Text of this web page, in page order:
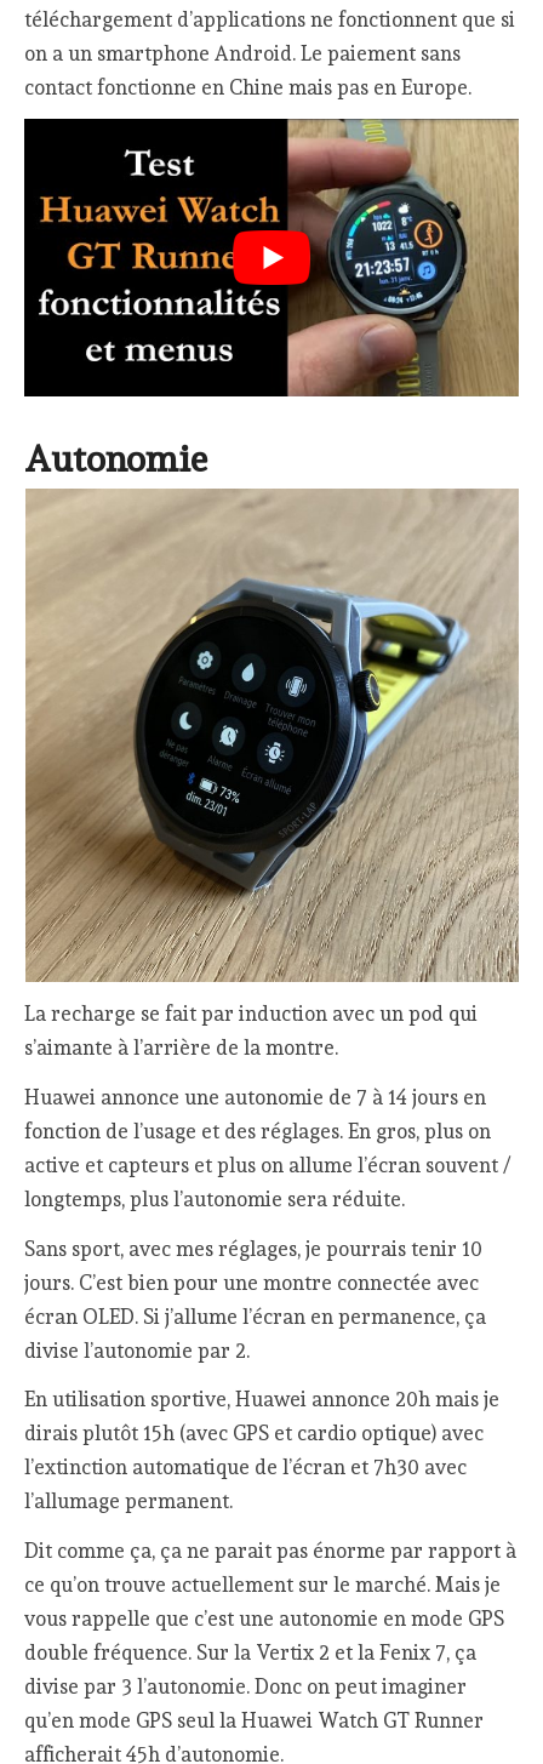
téléchargement d’applications ne fonctionnent que si
on a un smartphone Android. Le paiement sans
contact fonctionne en Chine mais pas en Europe.
Autonomie
La recharge se fait par induction avec un pod qui
s’aimante à l’arrière de la montre.
Huawei annonce une autonomie de 7 à 14 jours en
fonction de l’usage et des réglages. En gros, plus on
active et capteurs et plus on allume l’écran souvent /
longtemps, plus l’autonomie sera réduite.
Sans sport, avec mes réglages, je pourrais tenir 10
jours. C’est bien pour une montre connectée avec
écran OLED. Si j’allume l’écran en permanence, ça
divise l’autonomie par 2.
En utilisation sportive, Huawei annonce 20h mais je
dirais plutôt 15h (avec GPS et cardio optique) avec
l’extinction automatique de l’écran et 7h30 avec
l’allumage permanent.
Dit comme ça, ça ne parait pas énorme par rapport à
ce qu’on trouve actuellement sur le marché. Mais je
vous rappelle que c’est une autonomie en mode GPS
double fréquence. Sur la Vertix 2 et la Fenix 7, ça
divise par 3 l’autonomie. Donc on peut imaginer
qu’en mode GPS seul la Huawei Watch GT Runner
afficherait 45h d’autonomie.